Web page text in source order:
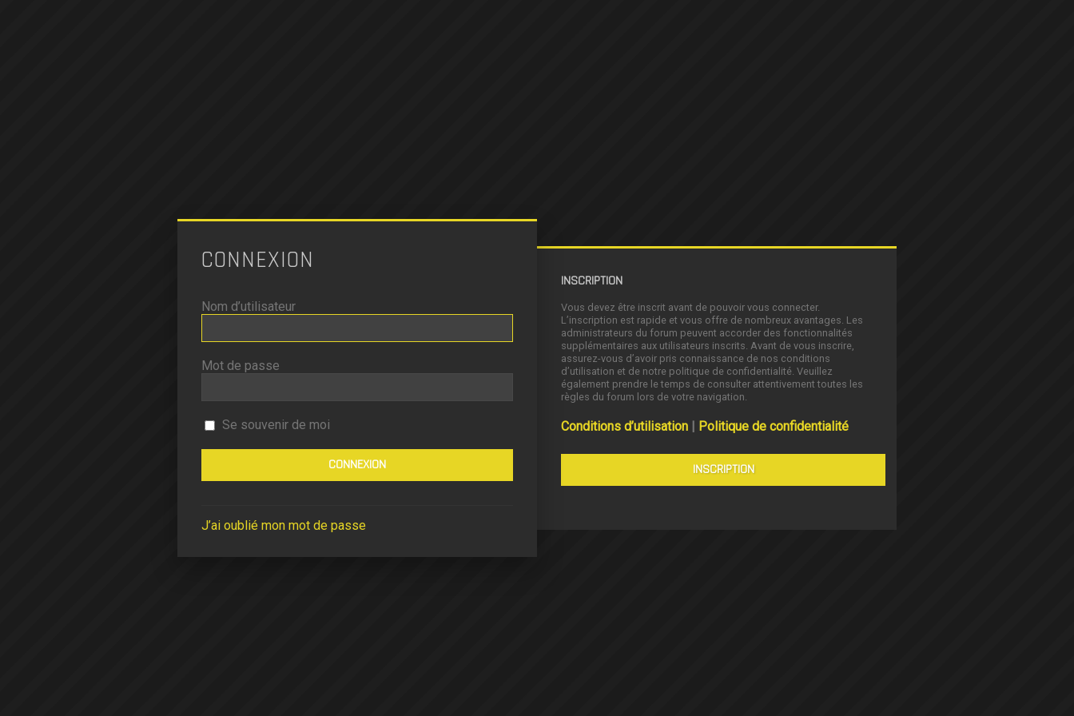
CONNEXION
Nom d’utilisateur
Mot de passe
Se souvenir de moi
J’ai oublié mon mot de passe
INSCRIPTION
Vous devez être inscrit avant de pouvoir vous connecter.
L’inscription est rapide et vous offre de nombreux avantages. Les
administrateurs du forum peuvent accorder des fonctionnalités
supplémentaires aux utilisateurs inscrits. Avant de vous inscrire,
assurez-vous d’avoir pris connaissance de nos conditions
d’utilisation et de notre politique de confidentialité. Veuillez
également prendre le temps de consulter attentivement toutes les
règles du forum lors de votre navigation.
Conditions d’utilisation Politique de confidentialité
INSCRIPTION